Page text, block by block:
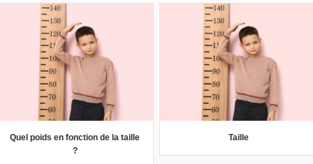
Quel poids en fonction de la taille
?
Taille